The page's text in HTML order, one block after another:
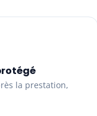
la prestation,